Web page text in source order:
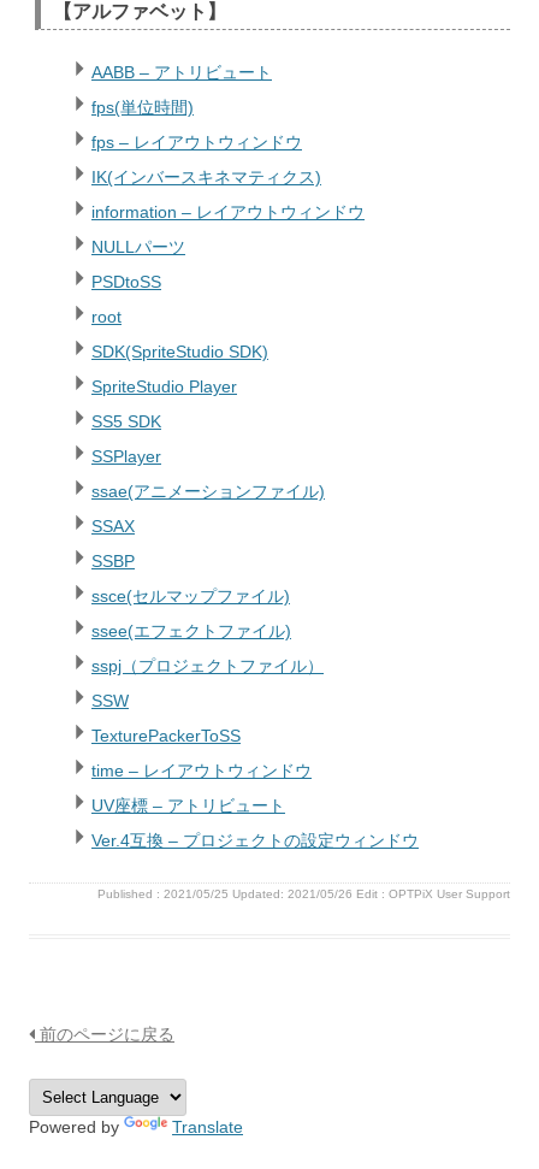
【アルファベット】
AABB – アトリビュート
fps(単位時間)
fps – レイアウトウィンドウ
IK(インバースキネマティクス)
information – レイアウトウィンドウ
NULLパーツ
PSDtoSS
root
SDK(SpriteStudio SDK)
SpriteStudio Player
SS5 SDK
SSPlayer
ssae(アニメーションファイル)
SSAX
SSBP
ssce(セルマップファイル)
ssee(エフェクトファイル)
sspj（プロジェクトファイル）
SSW
TexturePackerToSS
time – レイアウトウィンドウ
UV座標 – アトリビュート
Ver.4互換 – プロジェクトの設定ウィンドウ
Published : 2021/05/25 Updated: 2021/05/26 Edit : OPTPiX User Support
前のページに戻る
Powered by Translate